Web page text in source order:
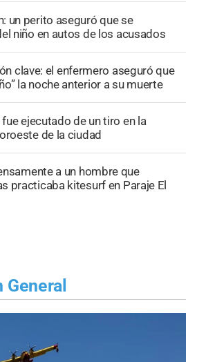
un perito aseguró que se
niño en autos de los acusados
clave: el enfermero aseguró que
la noche anterior a su muerte
ejecutado de un tiro en la
de la ciudad
a un hombre que
practicaba kitesurf en Paraje El